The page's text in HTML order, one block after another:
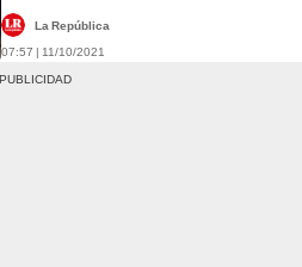
La República
07:57 | 11/10/2021